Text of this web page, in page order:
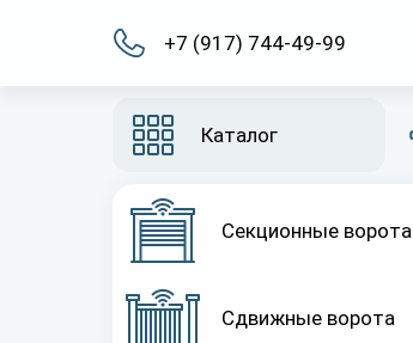
+7 (917) 744-49-99
Каталог
Секционные ворота
Сдвижные ворота